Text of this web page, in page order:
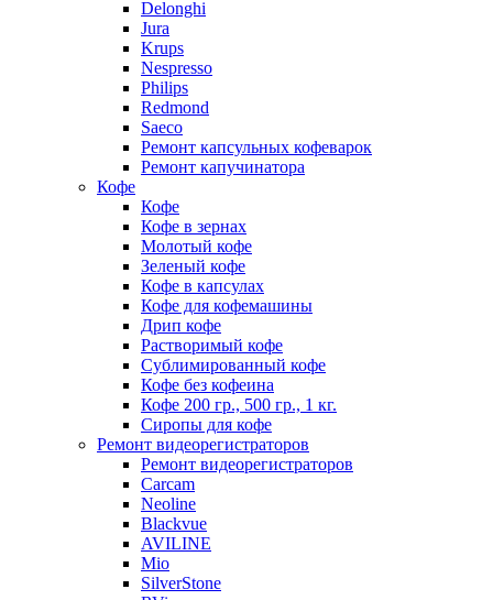
Delonghi
Jura
Krups
Nespresso
Philips
Redmond
Saeco
Ремонт капсульных кофеварок
Ремонт капучинатора
Кофе
Кофе
Кофе в зернах
Молотый кофе
Зеленый кофе
Кофе в капсулах
Кофе для кофемашины
Дрип кофе
Растворимый кофе
Сублимированный кофе
Кофе без кофеина
Кофе 200 гр., 500 гр., 1 кг.
Сиропы для кофе
Ремонт видеорегистраторов
Ремонт видеорегистраторов
Carcam
Neoline
Blackvue
AVILINE
Mio
SilverStone